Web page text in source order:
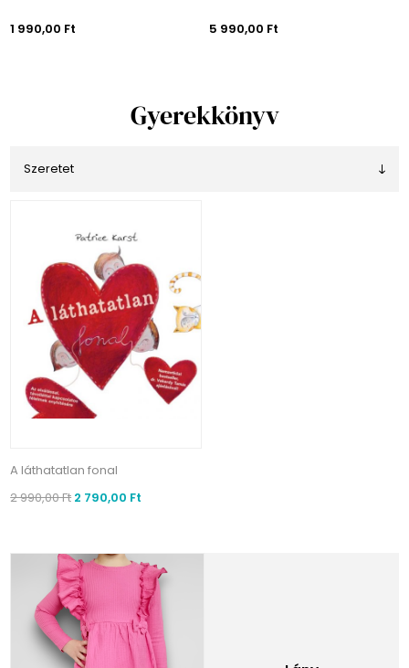
1 990,00 Ft 5 990,00 Ft
Gyerekkönyv
A láthatatlan fonal
2 990,00 Ft 2 790,00 Ft